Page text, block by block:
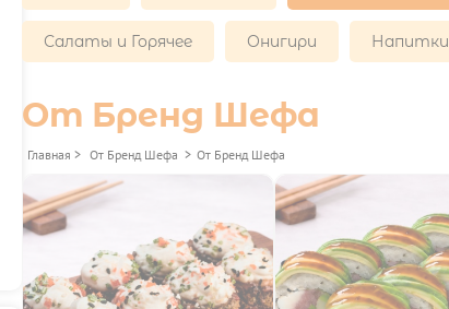
Салаты и Горячее Онигири Напитки
От Бренд Шефа
Главная > От Бренд Шефа > От Бренд Шефа